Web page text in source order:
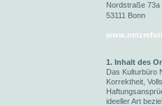
Nordstraße 73a
53111 Bonn
1. Inhalt des
Das Kulturbüro
Korrektheit,
ideeller Art